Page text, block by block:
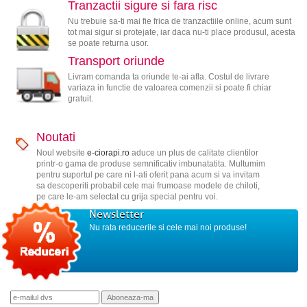
Tranzactii sigure si fara risc
Nu trebuie sa-ti mai fie frica de tranzactiile online, acum sunt
tot mai sigur si protejate, iar daca nu-ti place produsul, acesta
se poate returna usor.
Transport oriunde
Livram comanda ta oriunde te-ai afla. Costul de livrare
variaza in functie de valoarea comenzii si poate fi chiar
gratuit.
Noutati
Noul website e-ciorapi.roaduce un plus de calitate clientilor
printr-o gama de produse semnificativ imbunatatita. Multumim
pentru suportul pe care ni l-ati oferit pana acum si va invitam
sa descoperiti probabil cele mai frumoase modele de chiloti,
pe care le-am selectat cu grija special pentru voi.
Newsletter
Nu rata reducerile si cele mai noi produse!